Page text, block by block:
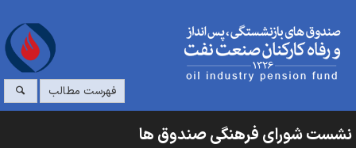
فهرست مطالب
نشست شورای فرهنگی صندوق ها